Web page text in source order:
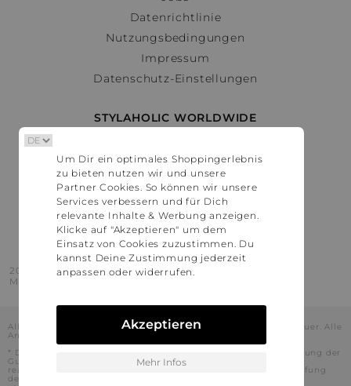
Datenrichtlinie
Nutzungsbedingungen
Impressum
Datenschutz-Einstellungen
STYLAHOLIC WORLDWIDE
Österreich
Schweiz
France
United States
2016 - 2026 © Stylaholic.
Made for you with love in munich.
Alle Preise inkl. der jeweils geltenden gesetzlichen Mehrwertsteuer. Alle
Angaben ohne Gewähr.
* Die angezeigten Preise beinhalten Rabatte, die durch die Nutzung der
Gutschein-Codes auf den Seiten unserer Partner voraussichtlich
realisiert werden können. Stylaholic führt keine vollständige Prüfung
der Gutschein-Codes durch und es kann daher in Einzelfällen
Um Dir ein optimales Shoppingerlebnis
zu bieten nutzen wir und unsere
Partner Cookies. So können wir unsere
Services verbessern und für Dich
relevante Inhalte & Werbung anzeigen.
Klicke auf "Akzeptieren" um dem
Einsatz von Cookies zuzustimmen. Du
kannst Deine Zustimmung jederzeit
anpassen oder widerrufen.
Akzeptieren
Mehr Infos